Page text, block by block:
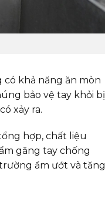
khả năng ăn mòn
bảo vệ tay khỏi bị
xảy ra.
hợp, chất liệu
găng tay chống
ẩm ướt và tăng